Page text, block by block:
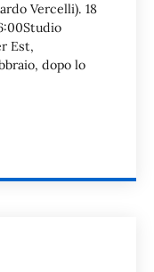
Vercelli). 18
Est,
dopo lo